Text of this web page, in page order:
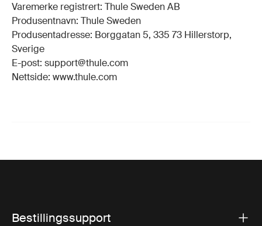
Varemerke registrert: Thule Sweden AB
Produsentnavn: Thule Sweden
Produsentadresse: Borggatan 5, 335 73 Hillerstorp,
Sverige
E-post: support@thule.com
Nettside: www.thule.com
Bestillingssupport